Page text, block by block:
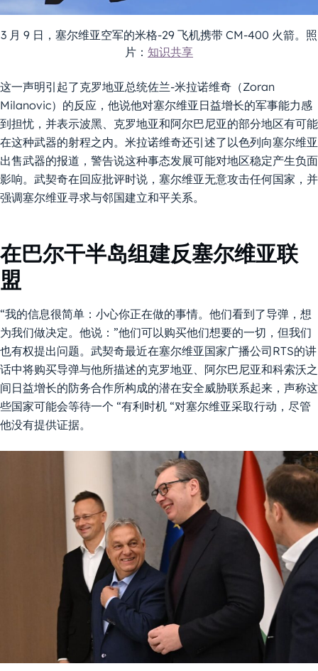
3 月 9 日，塞尔维亚空军的米格-29 飞机携带 CM-400 火箭。照
片： 知识共享
这一声明引起了克罗地亚总统佐兰-米拉诺维奇（Zoran
Milanovic）的反应，他说他对塞尔维亚日益增长的军事能力感
到担忧，并表示波黑、克罗地亚和阿尔巴尼亚的部分地区有可能
在这种武器的射程之内。米拉诺维奇还引述了以色列向塞尔维亚
出售武器的报道，警告说这种事态发展可能对地区稳定产生负面
影响。武契奇在回应批评时说，塞尔维亚无意攻击任何国家，并
强调塞尔维亚寻求与邻国建立和平关系。
在巴尔干半岛组建反塞尔维亚联
盟
“我的信息很简单：小心你正在做的事情。他们看到了导弹，想
为我们做决定。他说：”他们可以购买他们想要的一切，但我们
也有权提出问题。武契奇最近在塞尔维亚国家广播公司RTS的讲
话中将购买导弹与他所描述的克罗地亚、阿尔巴尼亚和科索沃之
间日益增长的防务合作所构成的潜在安全威胁联系起来，声称这
些国家可能会等待一个 “有利时机 “对塞尔维亚采取行动，尽管
他没有提供证据。